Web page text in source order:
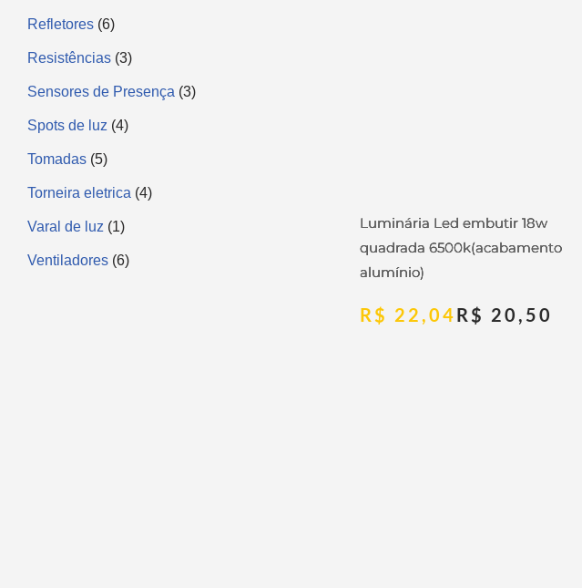
Refletores 6
Resistências 3
Sensores de Presença 3
Spots de luz 4
Tomadas 5
Torneira eletrica 4
Varal de luz 1
Ventiladores 6
Luminária Led embutir 18w
quadrada 6500k(acabamento
alumínio)
R$ 22,04R$ 20,50